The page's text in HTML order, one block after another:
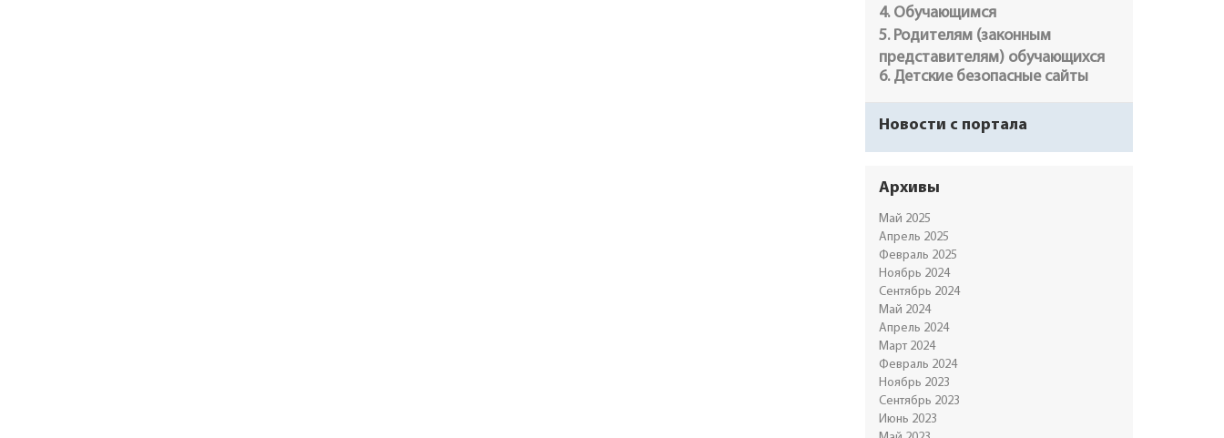
4. Обучающимся
5. Родителям (законным
представителям) обучающихся
6. Детские безопасные сайты
Новости с портала
Архивы
Май 2025
Апрель 2025
Февраль 2025
Ноябрь 2024
Сентябрь 2024
Май 2024
Апрель 2024
Март 2024
Февраль 2024
Ноябрь 2023
Сентябрь 2023
Июнь 2023